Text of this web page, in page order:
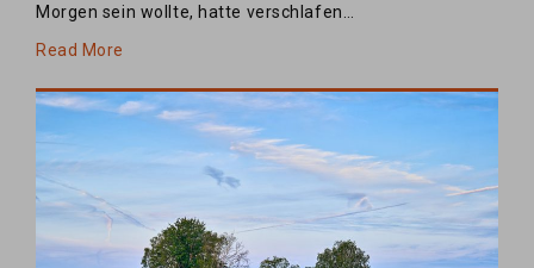
Morgen sein wollte, hatte verschlafen…
Read More